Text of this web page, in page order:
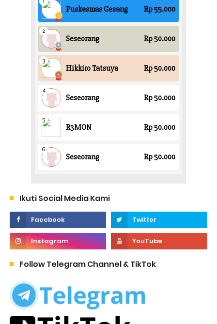
Ikuti Social Media Kami
Follow Telegram Channel & TikTok